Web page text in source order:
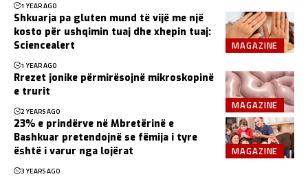
1 YEAR AGO
MAGAZINE
Shkuarja pa gluten mund të vijë me një
kosto për ushqimin tuaj dhe xhepin tuaj:
Sciencealert
1 YEAR AGO
MAGAZINE
Rrezet jonike përmirësojnë mikroskopinë
e trurit
2 YEARS AGO
MAGAZINE
23% e prindërve në Mbretërinë e
Bashkuar pretendojnë se fëmija i tyre
është i varur nga lojërat
3 YEARS AGO